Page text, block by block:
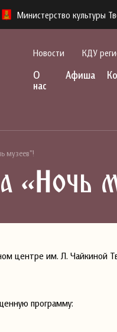
Министерство культуры
Новости КДУ
О
нас
Афиша
музеев"!
«Ночь
центре им. Л. Чайкиной
программу: